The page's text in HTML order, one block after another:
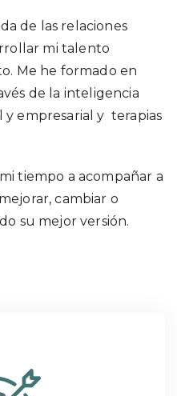
de las relaciones
mi talento
Me he formado en
de la inteligencia
y empresarial y terapias
tiempo a acompañar a
cambiar o
su mejor versión.